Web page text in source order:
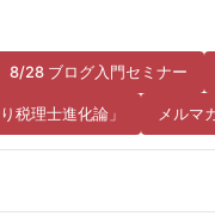
8/28 ブログ入門セミナー
税理士進化論」 メルマ